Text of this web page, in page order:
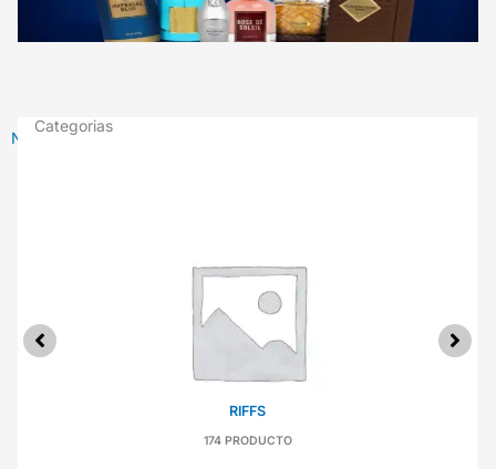
Nueva colección de Magnate
Categorias
RIFFS
174 PRODUCTO